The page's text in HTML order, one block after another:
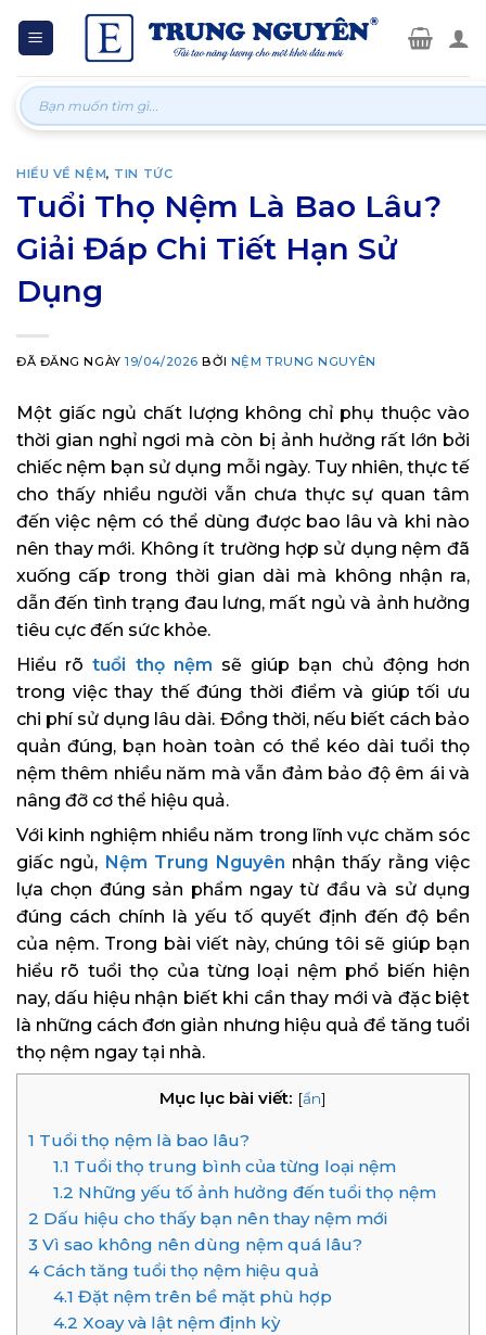
Tìm
kiếm:
HIỂU VỀ NỆM, TIN TỨC
Tuổi Thọ Nệm Là Bao Lâu?
Giải Đáp Chi Tiết Hạn Sử
Dụng
ĐÃ ĐĂNG NGÀY19/04/2026 BỞI NỆM TRUNG NGUYÊN
Một giấc ngủ chất lượng không chỉ phụ thuộc vào
thời gian nghỉ ngơi mà còn bị ảnh hưởng rất lớn bởi
chiếc nệm bạn sử dụng mỗi ngày. Tuy nhiên, thực tế
cho thấy nhiều người vẫn chưa thực sự quan tâm
đến việc nệm có thể dùng được bao lâu và khi nào
nên thay mới. Không ít trường hợp sử dụng nệm đã
xuống cấp trong thời gian dài mà không nhận ra,
dẫn đến tình trạng đau lưng, mất ngủ và ảnh hưởng
tiêu cực đến sức khỏe.
Hiểu rõtuổi thọ nệm sẽ giúp bạn chủ động hơn
trong việc thay thế đúng thời điểm và giúp tối ưu
chi phí sử dụng lâu dài. Đồng thời, nếu biết cách bảo
quản đúng, bạn hoàn toàn có thể kéo dài tuổi thọ
nệm thêm nhiều năm mà vẫn đảm bảo độ êm ái và
nâng đỡ cơ thể hiệu quả.
Với kinh nghiệm nhiều năm trong lĩnh vực chăm sóc
giấc ngủ, Nệm Trung Nguyên nhận thấy rằng việc
lựa chọn đúng sản phẩm ngay từ đầu và sử dụng
đúng cách chính là yếu tố quyết định đến độ bền
của nệm. Trong bài viết này, chúng tôi sẽ giúp bạn
hiểu rõ tuổi thọ của từng loại nệm phổ biến hiện
nay, dấu hiệu nhận biết khi cần thay mới và đặc biệt
là những cách đơn giản nhưng hiệu quả để tăng tuổi
thọ nệm ngay tại nhà.
Mục lục bài viết: [ẩn]
1 Tuổi thọ nệm là bao lâu?
1.1 Tuổi thọ trung bình của từng loại nệm
1.2 Những yếu tố ảnh hưởng đến tuổi thọ nệm
2 Dấu hiệu cho thấy bạn nên thay nệm mới
3 Vì sao không nên dùng nệm quá lâu?
4Cách tăng tuổi thọ nệm hiệu quả
4.1 Đặt nệm trên bề mặt phù hợp
4.2 Xoay và lật nệm định kỳ